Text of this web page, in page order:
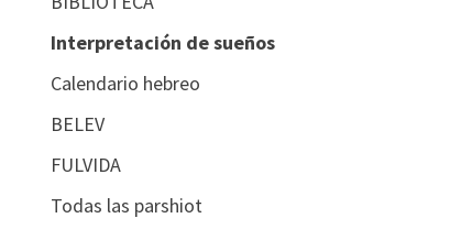
Interpretación de sueños
Calendario hebreo
BELEV
FULVIDA
Todas las parshiot